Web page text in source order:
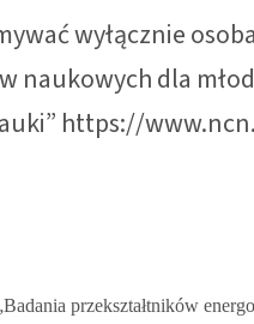
wyłącznie
naukowych dla
https://
przekształtników